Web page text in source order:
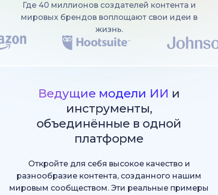
Где 40 миллионов создателей контента и
мировых брендов воплощают свои идеи в
жизнь.
Ведущие модели ИИ и
инструменты,
объединённые в одной
платформе
Откройте для себя высокое качество и
разнообразие контента, созданного нашим
мировым сообществом. Эти реальные примеры